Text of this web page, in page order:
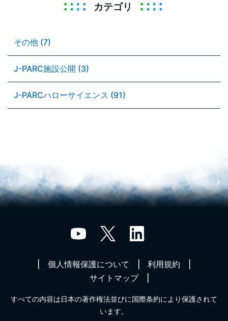
カテゴリ
その他 (7)
J-PARC施設公開 (3)
J-PARCハローサイエンス (91)
個人情報保護について
利用規約
サイトマップ
すべての内容は日本の著作権法並びに国際条約により保護されて
います。